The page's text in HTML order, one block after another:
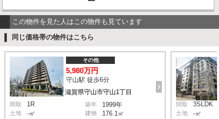
この物件を見た人はこの物件も見ています
同じ価格帯の物件はこちら
滋賀県守山市守山1丁目
その他
5,980万円
守山駅 徒歩6分
間取 1R 築年 1999年
土地 -㎡ 建物 176.1㎡
間取 3SLDK
土地 -㎡